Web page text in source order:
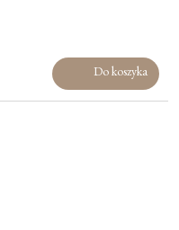
Do koszyka